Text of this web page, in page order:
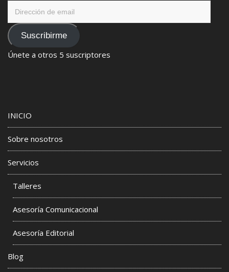
emailSuscribirme
Únete a otros 5 suscriptores
INICIO
Sobre nosotros
Servicios
Talleres
Asesoría Comunicacional
Asesoría Editorial
Blog